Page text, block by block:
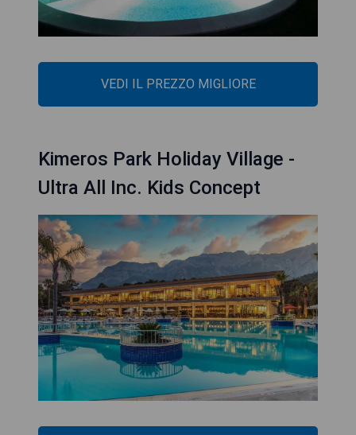
VEDI IL PREZZO MIGLIORE
Kimeros Park Holiday Village -
Ultra All Inc. Kids Concept